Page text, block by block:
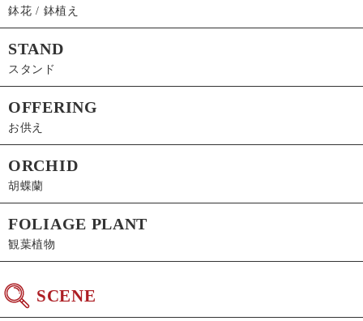
鉢花 / 鉢植え
STAND
スタンド
OFFERING
お供え
ORCHID
胡蝶蘭
FOLIAGE PLANT
観葉植物
SCENE